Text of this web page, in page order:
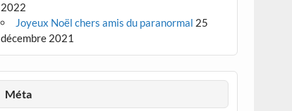
2022
Joyeux Noël chers amis du paranormal 25
décembre 2021
Méta